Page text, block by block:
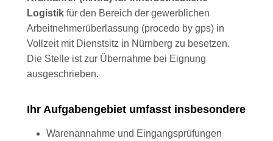
Logistik für den Bereich der gewerblichen
Arbeitnehmerüberlassung (procedo by gps) in
Vollzeit mit Dienstsitz in Nürnberg zu besetzen.
Die Stelle ist zur Übernahme bei Eignung
ausgeschrieben.
Ihr Aufgabengebiet umfasst insbesondere
Warenannahme und Eingangsprüfungen